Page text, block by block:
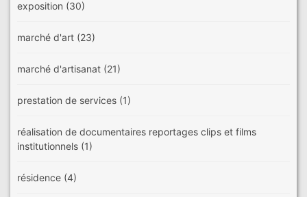
exposition (30)
marché d'art (23)
marché d'artisanat (21)
prestation de services (1)
réalisation de documentaires reportages clips et films
institutionnels (1)
résidence (4)